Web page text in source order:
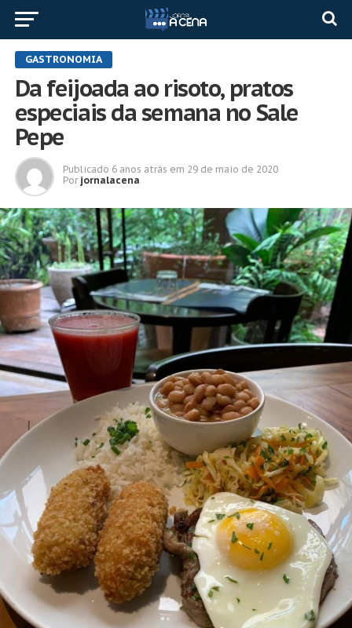
GASTRONOMIA
Da feijoada ao risoto, pratos
especiais da semana no Sale
Pepe
Publicado 6 anos atrás em 29 de maio de 2020
Por jornalacena